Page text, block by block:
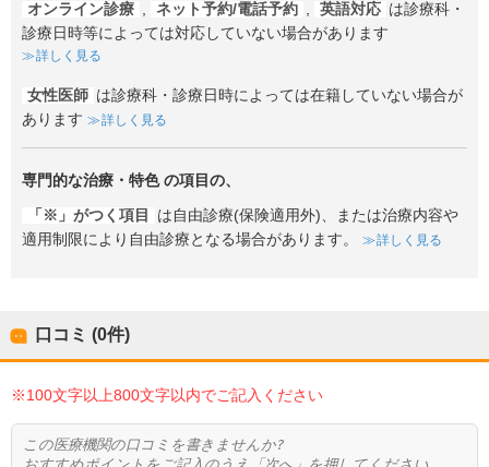
オンライン診療 , ネット予約/電話予約 , 英語対応 は診療科・
診療日時等によっては対応していない場合があります
詳しく見る
女性医師 は診療科・診療日時によっては在籍していない場合が
あります
詳しく見る
専門的な治療・特色の項目の、
「※」がつく項目
は自由診療(保険適用外)、または治療内容や
適用制限により自由診療となる場合があります。
詳しく見る
口コミ (0件)
※100文字以上800文字以内でご記入ください